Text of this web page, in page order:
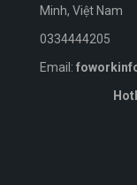
Minh, Việt Nam
0334444205
Email: